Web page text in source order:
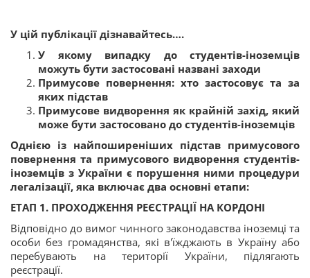
У цій публікації дізнавайтесь….
У якому випадку до студентів-іноземців
можуть бути застосовані названі заходи
Примусове повернення: хто застосовує та за
яких підстав
Примусове видворення як крайній захід, який
може бути застосовано до студентів-іноземців
Однією із найпоширеніших підстав примусового
повернення та примусового видворення студентів-
іноземців з України є порушення ними процедури
легалізації, яка включає два основні етапи:
ЕТАП 1. ПРОХОДЖЕННЯ РЕЄСТРАЦІЇ НА КОРДОНІ
Відповідно до вимог чинного законодавства іноземці та
особи без громадянства, які в'їжджають в Україну або
перебувають на території України, підлягають
реєстрації.